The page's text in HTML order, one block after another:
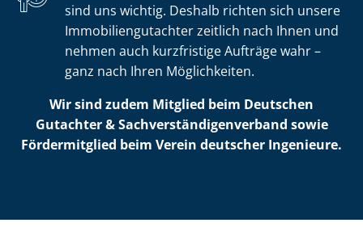
sind uns wichtig. Deshalb richten sich unsere
Im­mo­bi­li­en­gut­ach­ter zeitlich nach Ihnen und
nehmen auch kurzfristige Aufträge wahr –
ganz nach Ihren Möglichkeiten.
Wir sind zudem Mitglied beim Deutschen
Gutachter & Sach­ver­stän­di­gen­ver­band sowie
Fördermitglied beim Verein deutscher Ingenieure.